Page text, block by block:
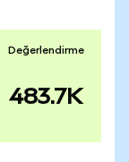
Değerlendirme
483.7K